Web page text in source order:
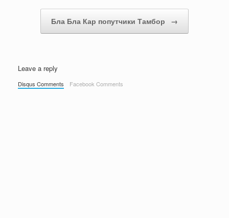
Бла Бла Кар попутчики Тамбор →
Leave a reply
Disqus Comments Facebook Comments